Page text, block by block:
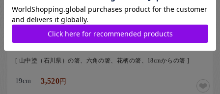
シンプルで持ち易い六角箸に、可愛らしい絵が特徴的な子供箸
[ 山中塗（石川県）の箸、六角の箸、花柄の箸、18cmからの箸 ]
19cm 3,520円